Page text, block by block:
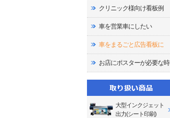
クリニック様向け看板例
車を営業車にしたい
車をまるごと広告看板に
お店にポスターが必要な時
大型インクジェット
出力(シート印刷)